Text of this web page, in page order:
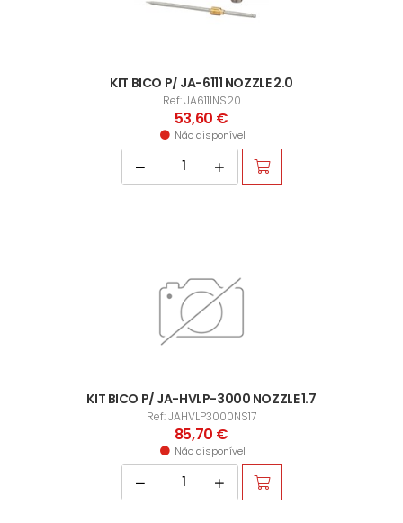
KIT BICO P/ JA-6111 NOZZLE 2.0
Ref: JA6111NS20
53,60 €
Não disponível
KIT BICO P/ JA-HVLP-3000 NOZZLE 1.7
Ref: JAHVLP3000NS17
85,70 €
Não disponível